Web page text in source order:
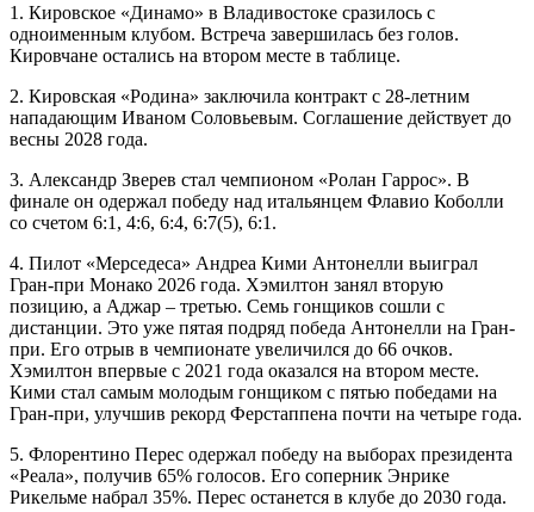
1. Кировское «Динамо» в Владивостоке сразилось с
одноименным клубом. Встреча завершилась без голов.
Кировчане остались на втором месте в таблице.
2. Кировская «Родина» заключила контракт с 28-летним
нападающим Иваном Соловьевым. Соглашение действует до
весны 2028 года.
3. Александр Зверев стал чемпионом «Ролан Гаррос». В
финале он одержал победу над итальянцем Флавио Коболли
со счетом 6:1, 4:6, 6:4, 6:7(5), 6:1.
4. Пилот «Мерседеса» Андреа Кими Антонелли выиграл
Гран-при Монако 2026 года. Хэмилтон занял вторую
позицию, а Аджар – третью. Семь гонщиков сошли с
дистанции. Это уже пятая подряд победа Антонелли на Гран-
при. Его отрыв в чемпионате увеличился до 66 очков.
Хэмилтон впервые с 2021 года оказался на втором месте.
Кими стал самым молодым гонщиком с пятью победами на
Гран-при, улучшив рекорд Ферстаппена почти на четыре года.
5. Флорентино Перес одержал победу на выборах президента
«Реала», получив 65% голосов. Его соперник Энрике
Рикельме набрал 35%. Перес останется в клубе до 2030 года.